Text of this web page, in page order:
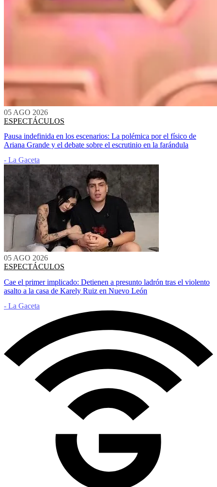
05 AGO 2026
ESPECTÁCULOS
Pausa indefinida en los escenarios: La polémica por el físico de
Ariana Grande y el debate sobre el escrutinio en la farándula
- La Gaceta
05 AGO 2026
ESPECTÁCULOS
Cae el primer implicado: Detienen a presunto ladrón tras el violento
asalto a la casa de Karely Ruiz en Nuevo León
- La Gaceta